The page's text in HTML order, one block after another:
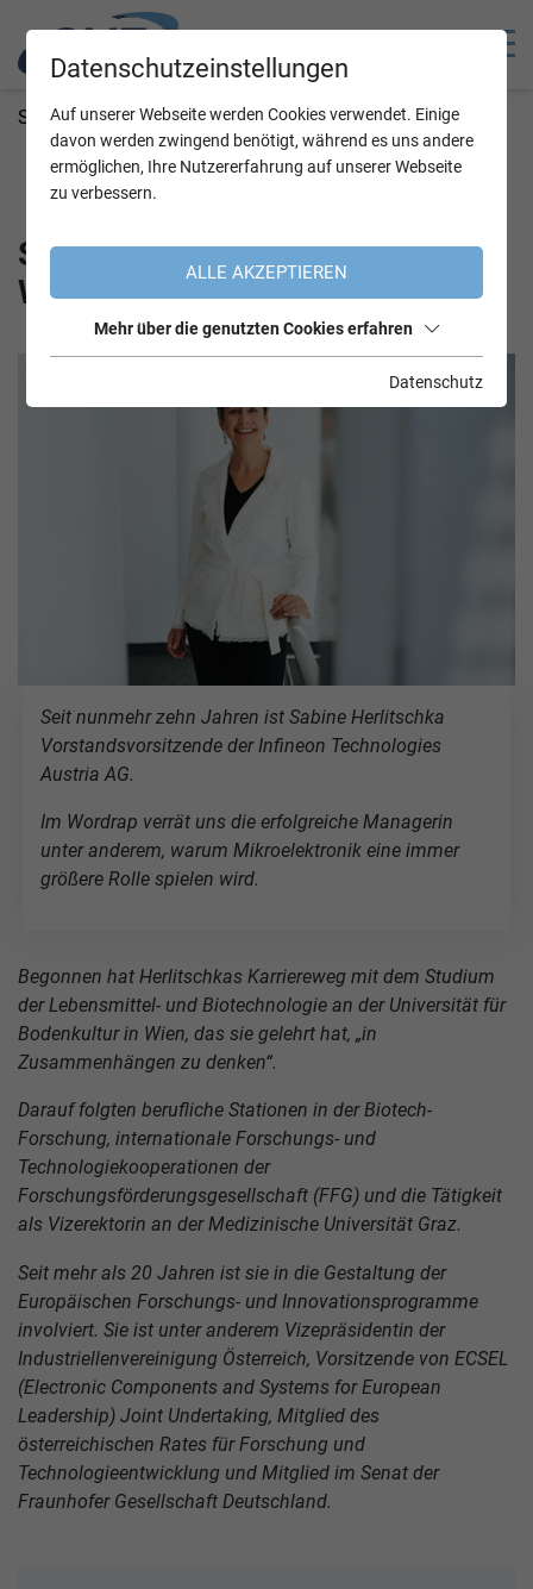
Sie befinden sich hier OVE Startseite
OVE Fem
Frauen in der Technik
Wordraps
Herlitschka Sabine
Sabine Herlitschka im OVE Fem-
Wordrap
Seit nunmehr zehn Jahren ist Sabine Herlitschka
Vorstandsvorsitzende der Infineon Technologies
Austria AG.
Im Wordrap verrät uns die erfolgreiche Managerin
unter anderem, warum Mikroelektronik eine immer
größere Rolle spielen wird.
Begonnen hat Herlitschkas Karriereweg mit dem Studium
der Lebensmittel- und Biotechnologie an der Universität für
Bodenkultur in Wien, das sie gelehrt hat, „in
Zusammenhängen zu denken“.
Darauf folgten berufliche Stationen in der Biotech-
Forschung, internationale Forschungs- und
Technologiekooperationen der
Forschungsförderungsgesellschaft (FFG) und die Tätigkeit
als Vizerektorin an der Medizinische Universität Graz.
Seit mehr als 20 Jahren ist sie in die Gestaltung der
Europäischen Forschungs- und Innovationsprogramme
involviert. Sie ist unter anderem Vizepräsidentin der
Industriellenvereinigung Österreich, Vorsitzende von ECSEL
(Electronic Components and Systems for European
Leadership) Joint Undertaking, Mitglied des
österreichischen Rates für Forschung und
Technologieentwicklung und Mitglied im Senat der
Fraunhofer Gesellschaft Deutschland.
Datenschutzeinstellungen
Auf unserer Webseite werden Cookies verwendet. Einige
davon werden zwingend benötigt, während es uns andere
ermöglichen, Ihre Nutzererfahrung auf unserer Webseite
zu verbessern.
ALLE AKZEPTIEREN
Mehr über die genutzten Cookies erfahren
Datenschutz